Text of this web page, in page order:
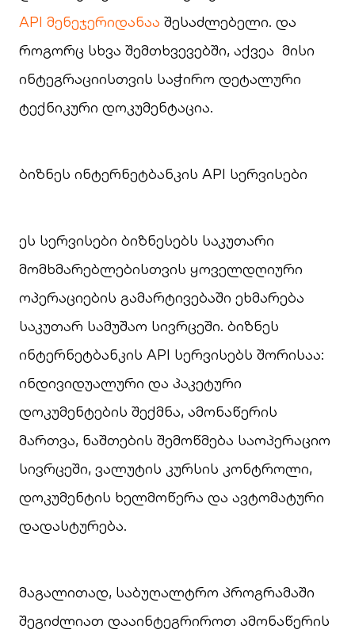
API მენეჯერიდანაა შესაძლებელი. და
როგორც სხვა შემთხვევებში, აქვეა მისი
ინტეგრაციისთვის საჭირო დეტალური
ტექნიკური დოკუმენტაცია.
ბიზნეს ინტერნეტბანკის API სერვისები
ეს სერვისები ბიზნესებს საკუთარი
მომხმარებლებისთვის ყოველდღიური
ოპერაციების გამარტივებაში ეხმარება
საკუთარ სამუშაო სივრცეში. ბიზნეს
ინტერნეტბანკის API სერვისებს შორისაა:
ინდივიდუალური და პაკეტური
დოკუმენტების შექმნა, ამონაწერის
მართვა, ნაშთების შემოწმება საოპერაციო
სივრცეში, ვალუტის კურსის კონტროლი,
დოკუმენტის ხელმოწერა და ავტომატური
დადასტურება.
მაგალითად, საბუღალტრო პროგრამაში
შეგიძლიათ დააინტეგრიროთ ამონაწერის